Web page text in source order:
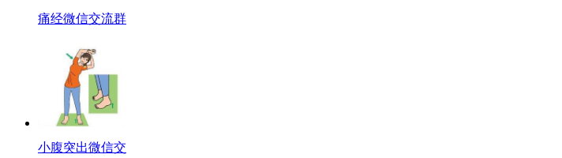
痛经微信交流群
小腹突出微信交